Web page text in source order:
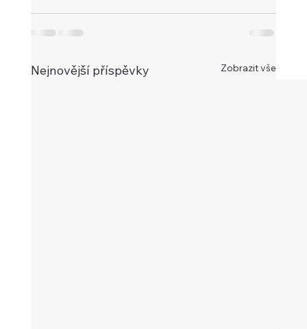
Nejnovější příspěvky Zobrazit vše